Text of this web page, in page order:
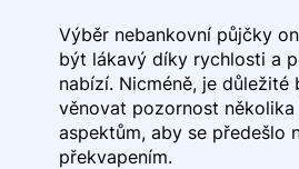
Výběr nebankovní půjčky
být lákavý díky rychlosti a
nabízí. Nicméně, je důležité
věnovat pozornost
aspektům, aby se předešlo
překvapením.